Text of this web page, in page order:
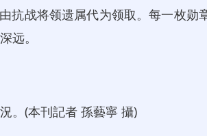
抗战将领遗属代为领取。每一枚勋
远。
。(本刊記者 孫藝寧 攝)